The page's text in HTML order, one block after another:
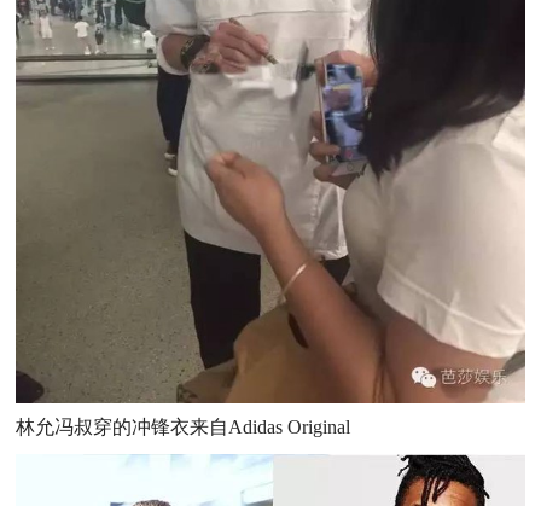
林允冯叔穿的冲锋衣来自Adidas Original